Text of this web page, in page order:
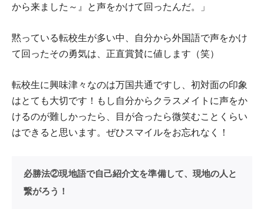
から来ました～』と声をかけて回ったんだ。」
黙っている転校生が多い中、自分から外国語で声をかけ
て回ったその勇気は、正直賞賛に値します（笑）
転校生に興味津々なのは万国共通ですし、初対面の印象
はとても大切です！もし自分からクラスメイトに声をか
けるのが難しかったら、目が合ったら微笑むことくらい
はできると思います。ぜひスマイルをお忘れなく！
必勝法②現地語で自己紹介文を準備して、現地の人と
繋がろう！